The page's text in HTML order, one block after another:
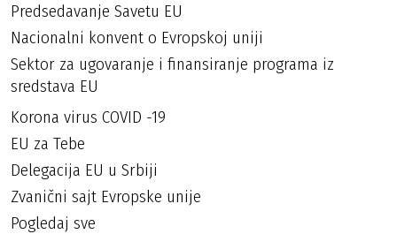
Predsedavanje Savetu EU
Nacionalni konvent o Evropskoj uniji
Sektor za ugovaranje i finansiranje programa iz
sredstava EU
Korona virus COVID -19
EU za Tebe
Delegacija EU u Srbiji
Zvanični sajt Evropske unije
Pogledaj sve